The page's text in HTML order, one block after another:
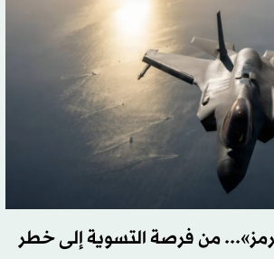
من فرصة التسوية إلى خطر